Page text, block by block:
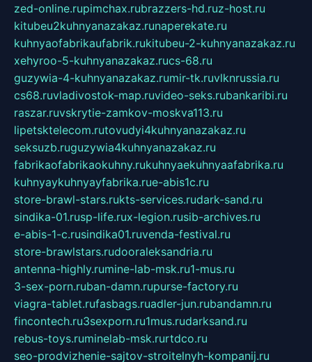
zed-online.rupimchax.rubrazzers-hd.ruz-host.ru
kitubeu2kuhnyanazakaz.runaperekate.ru
kuhnyaofabrikaufabrik.rukitubeu-2-kuhnyanazakaz.ru
xehyroo-5-kuhnyanazakaz.rucs-68.ru
guzywia-4-kuhnyanazakaz.rumir-tk.ruvlknrussia.ru
cs68.ruvladivostok-map.ruvideo-seks.rubankaribi.ru
raszar.ruvskrytie-zamkov-moskva113.ru
lipetsktelecom.rutovudyi4kuhnyanazakaz.ru
seksuzb.ruguzywia4kuhnyanazakaz.ru
fabrikaofabrikaokuhny.rukuhnyaekuhnyaafabrika.ru
kuhnyaykuhnyayfabrika.rue-abis1c.ru
store-brawl-stars.rukts-services.rudark-sand.ru
sindika-01.rusp-life.rux-legion.rusib-archives.ru
e-abis-1-c.rusindika01.ruvenda-festival.ru
store-brawlstars.rudooraleksandria.ru
antenna-highly.rumine-lab-msk.ru1-mus.ru
3-sex-porn.ruban-damn.rupurse-factory.ru
viagra-tablet.rufasbags.ruadler-jun.rubandamn.ru
fincontech.ru3sexporn.ru1mus.rudarksand.ru
rebus-toys.ruminelab-msk.rurtdco.ru
seo-prodvizhenie-sajtov-stroitelnyh-kompanij.ru